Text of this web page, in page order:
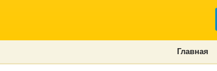
Главная